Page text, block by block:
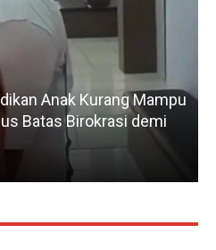
Tindaklanjuti Keluhan
Irigasi Langsung Dimulai